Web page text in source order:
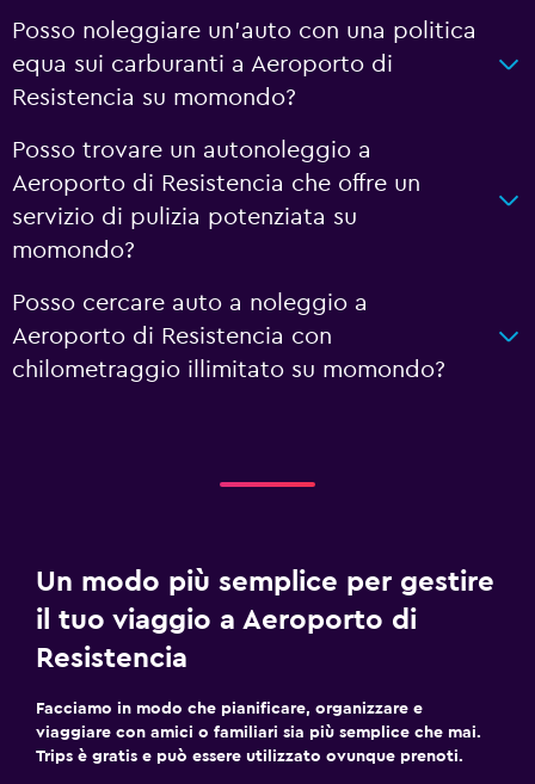
Posso noleggiare un'auto con una politica
equa sui carburanti a Aeroporto di
Resistencia su momondo?
Posso trovare un autonoleggio a
Aeroporto di Resistencia che offre un
servizio di pulizia potenziata su
momondo?
Posso cercare auto a noleggio a
Aeroporto di Resistencia con
chilometraggio illimitato su momondo?
Un modo più semplice per gestire
il tuo viaggio a Aeroporto di
Resistencia
Facciamo in modo che pianificare, organizzare e
viaggiare con amici o familiari sia più semplice che mai.
Trips è gratis e può essere utilizzato ovunque prenoti.